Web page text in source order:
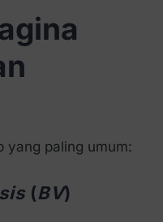
yang paling umum:
(BV)